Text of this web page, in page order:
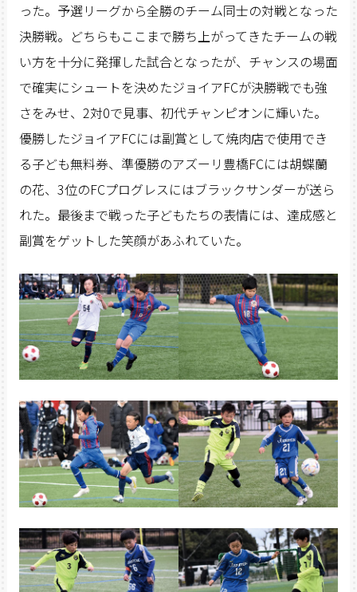
った。予選リーグから全勝のチーム同士の対戦となった
決勝戦。どちらもここまで勝ち上がってきたチームの戦
い方を十分に発揮した試合となったが、チャンスの場面
で確実にシュートを決めたジョイアFCが決勝戦でも強
さをみせ、2対0で見事、初代チャンピオンに輝いた。
優勝したジョイアFCには副賞として焼肉店で使用でき
る子ども無料券、準優勝のアズーリ豊橋FCには胡蝶蘭
の花、3位のFCプログレスにはブラックサンダーが送ら
れた。最後まで戦った子どもたちの表情には、達成感と
副賞をゲットした笑顔があふれていた。